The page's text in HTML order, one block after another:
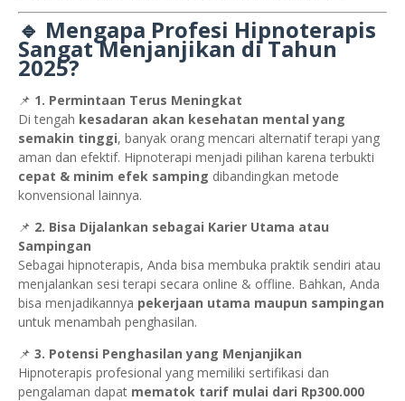
🔹 Mengapa Profesi Hipnoterapis
Sangat Menjanjikan di Tahun
2025?
📌 1. Permintaan Terus Meningkat
Di tengah kesadaran akan kesehatan mental yang
semakin tinggi, banyak orang mencari alternatif terapi yang
aman dan efektif. Hipnoterapi menjadi pilihan karena terbukti
cepat & minim efek samping dibandingkan metode
konvensional lainnya.
📌 2. Bisa Dijalankan sebagai Karier Utama atau
Sampingan
Sebagai hipnoterapis, Anda bisa membuka praktik sendiri atau
menjalankan sesi terapi secara online & offline. Bahkan, Anda
bisa menjadikannya pekerjaan utama maupun sampingan
untuk menambah penghasilan.
📌 3. Potensi Penghasilan yang Menjanjikan
Hipnoterapis profesional yang memiliki sertifikasi dan
pengalaman dapat mematok tarif mulai dari Rp300.000